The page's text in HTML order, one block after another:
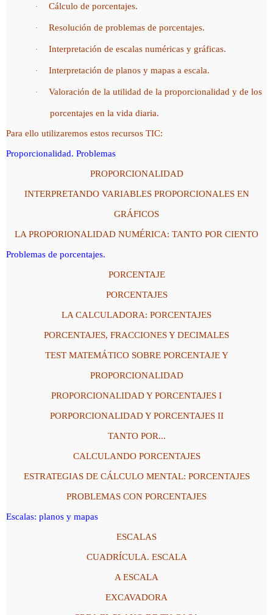
· Cálculo de porcentajes.
· Resolución de problemas de porcentajes.
· Interpretación de escalas numéricas y gráficas.
· Interpretación de planos y mapas a escala.
· Valoración de la utilidad de la proporcionalidad y de los
porcentajes en la vida diaria.
Para ello utilizaremos estos recursos TIC:
Proporcionalidad. Problemas
PROPORCIONALIDAD
INTERPRETANDO VARIABLES PROPORCIONALES EN
GRÁFICOS
LA PROPORIONALIDAD NUMÉRICA: TANTO POR CIENTO
Problemas de porcentajes.
PORCENTAJE
PORCENTAJES
LA CALCULADORA: PORCENTAJES
PORCENTAJES, FRACCIONES Y DECIMALES
TEST MATEMÁTICO SOBRE PORCENTAJE Y
PROPORCIONALIDAD
PROPORCIONALIDAD Y PORCENTAJES I
PORPORCIONALIDAD Y PORCENTAJES II
TANTO POR...
CALCULANDO PORCENTAJES
ESTRATEGIAS DE CÁLCULO MENTAL: PORCENTAJES
PROBLEMAS CON PORCENTAJES
Escalas: planos y mapas
ESCALAS
CUADRÍCULA. ESCALA
A ESCALA
EXCAVADORA